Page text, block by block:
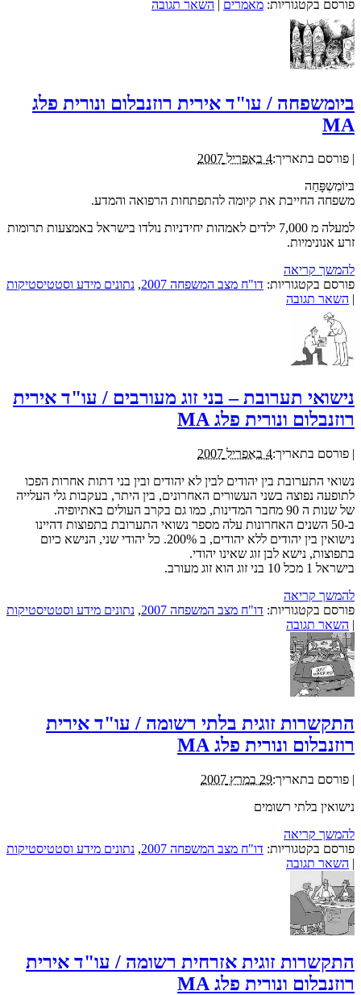
פורסם בקטגוריות: מאמרים השאר תגובה
ביומשפחה / עו"ד אירית רוזנבלום ונורית פלג
MA
פורסם בתאריך:4 באפריל 2007
בּיוֹמִשְפָּחַה
משפחה החייבת את קיומה להתפתחות הרפואה והמדע.
למעלה מ 7,000 ילדים לאמהות יחידניות נולדו בישראל באמצעות תרומות
זרע אנונימיות.
להמשך קריאה
פורסם בקטגוריות: דו"ח מצב המשפחה 2007 , נתונים מידע וסטטיסטיקות
השאר תגובה
נישואי תערובת – בני זוג מעורבים / עו"ד אירית
רוזנבלום ונורית פלג MA
| פורסם בתאריך:4 באפריל 2007
נשואי התערובת בין יהודים לבין לא יהודים ובין בני דתות אחרות הפכו
לתופעה נפוצה בשני העשורים האחרונים, בין היתר, בעקבות גלי העלייה
של שנות ה 90 מחבר המדינות, כמו גם בקרב העולים באתיופיה.
ב-50 השנים האחרונות עלה מספר נשואי התערובת בתפוצות דהיינו
נישואין בין יהודים ללא יהודים, ב 200%. כל יהודי שני, הנישא כיום
בתפוצות, נישא לבן זוג שאינו יהודי.
בישראל 1 מכל 10 בני זוג הוא זוג מעורב.
להמשך קריאה
פורסם בקטגוריות: דו"ח מצב המשפחה 2007 , נתונים מידע וסטטיסטיקות
| השאר תגובה
התקשרות זוגית בלתי רשומה / עו"ד אירית
רוזנבלום ונורית פלג MA
| פורסם בתאריך:29 במרץ 2007
נישואין בלתי רשומים
להמשך קריאה
פורסם בקטגוריות: דו"ח מצב המשפחה 2007 , נתונים מידע וסטטיסטיקות
| השאר תגובה
התקשרות זוגית אזרחית רשומה / עו"ד אירית
רוזנבלום ונורית פלג MA